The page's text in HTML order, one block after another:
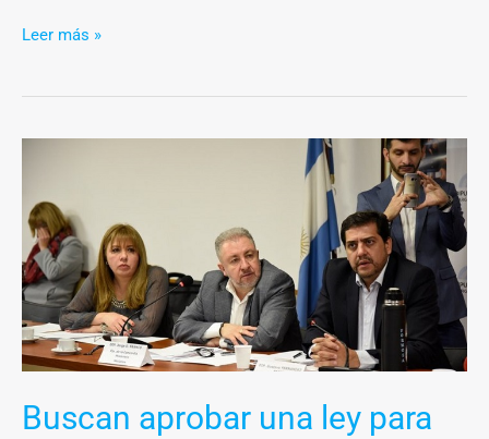
Leer más »
Buscan aprobar una ley para
una
ley
para
regular
a
las
de